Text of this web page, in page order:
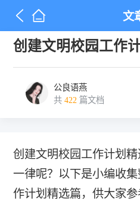
文
创建文明校园工作
公良语燕
共 422 篇文档
创建文明校园工作计划
一律呢？以下是小编收
作计划精选篇，供大家